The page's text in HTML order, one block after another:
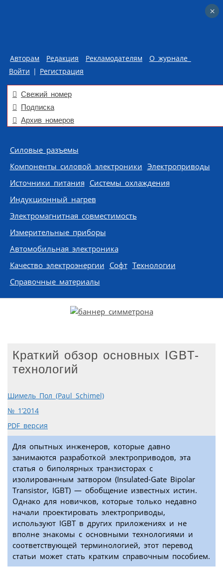
Авторам Редакция Рекламодателям
О журнале
Войти | Регистрация
Свежий номер
Подписка
Архив номеров
Skip to content
Силовые разъемы
Компоненты силовой электроники Электроприводы
Источники питания Системы охлаждения
Индукционный нагрев
Электромагнитная совместимость
Измерительные приборы
Автомобильная электроника
Качество электроэнергии Софт Технологии
Справочные материалы
Краткий обзор основных IGBT-
технологий
Шимель Пол (Paul Schimel)
№ 1’2014
PDF версия
Для опытных инженеров, которые давно
занимаются разработкой электроприводов, эта
статья о биполярных транзисторах с
изолированным затвором (Insulated-Gate Bipolar
Transistor, IGBT) — обобщение известных истин.
Однако для новичков, которые только недавно
начали проектировать электроприводы,
используют IGBT в других приложениях и не
вполне знакомы с основными технологиями и
соответствующей терминологией, этот перевод
статьи может стать кратким справочным пособием.
×
×